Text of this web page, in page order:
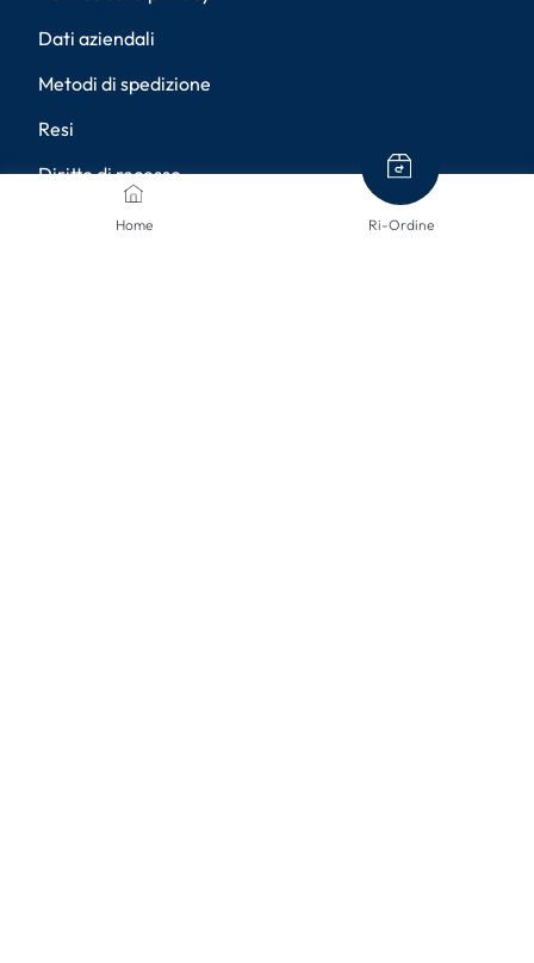
Home Ri-Ordine
Dati aziendali
Metodi di spedizione
Resi
Diritto di recesso
Accessibilità